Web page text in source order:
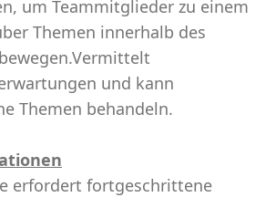
um Teammitglieder zu einem
Themen innerhalb des
und kann
Themen behandeln.
erfordert fortgeschrittene